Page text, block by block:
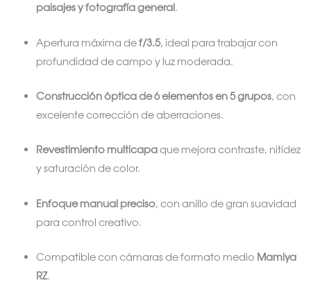
paisajes y fotografía general.
Apertura máxima def/3.5, ideal para trabajar con
profundidad de campo y luz moderada.
Construcción óptica de 6 elementos en 5 grupos, con
excelente corrección de aberraciones.
Revestimiento multicapaque mejora contraste, nitidez
y saturación de color.
Enfoque manual preciso, con anillo de gran suavidad
para control creativo.
Compatible con cámaras de formato medio Mamiya
RZ.